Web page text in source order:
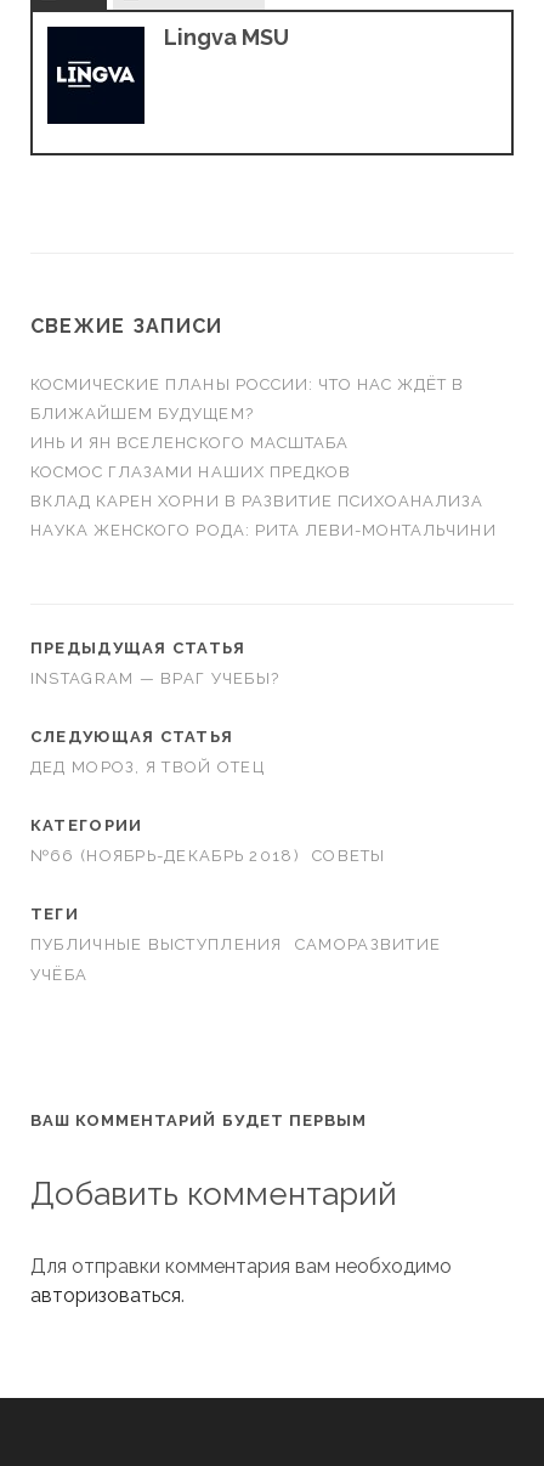
Lingva MSU
СВЕЖИЕ ЗАПИСИ
КОСМИЧЕСКИЕ ПЛАНЫ РОССИИ: ЧТО НАС ЖДЁТ В
БЛИЖАЙШЕМ БУДУЩЕМ?
ИНЬ И ЯН ВСЕЛЕНСКОГО МАСШТАБА
КОСМОС ГЛАЗАМИ НАШИХ ПРЕДКОВ
ВКЛАД КАРЕН ХОРНИ В РАЗВИТИЕ ПСИХОАНАЛИЗА
НАУКА ЖЕНСКОГО РОДА: РИТА ЛЕВИ-МОНТАЛЬЧИНИ
ПРЕДЫДУЩАЯ СТАТЬЯ
INSTAGRAM — ВРАГ УЧЕБЫ?
СЛЕДУЮЩАЯ СТАТЬЯ
ДЕД МОРОЗ, Я ТВОЙ ОТЕЦ
КАТЕГОРИИ
№66 (НОЯБРЬ-ДЕКАБРЬ 2018)
СОВЕТЫ
ТЕГИ
ПУБЛИЧНЫЕ ВЫСТУПЛЕНИЯ
САМОРАЗВИТИЕ
УЧЁБА
ВАШ КОММЕНТАРИЙ БУДЕТ ПЕРВЫМ
Добавить комментарий
Для отправки комментария вам необходимо
авторизоваться.